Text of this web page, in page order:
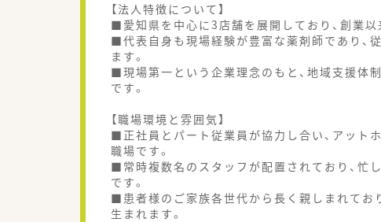
【法人特徴について】
■愛知県を中心に3店舗を展開しており、創業
■代表自身も現場経験が豊富な薬剤師であり、
ます。
■現場第一という企業理念のもと、地域支援体
です。
【職場環境と雰囲気】
■正社員とパート従業員が協力し合い、アット
職場です。
■常時複数名のスタッフが配置されており、忙
です。
■患者様のご家族各世代から長く親しまれてお
生まれます。